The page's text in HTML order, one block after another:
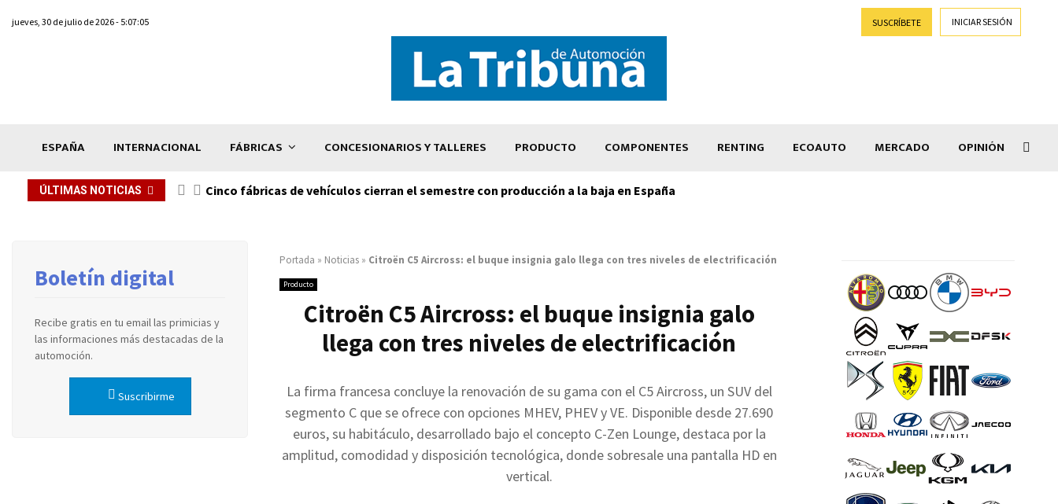
jueves, 30 de julio de 2026 - 5:07:05 SUSCRÍBETE INICIAR SESIÓN
ESPAÑA INTERNACIONAL FÁBRICAS CONCESIONARIOS Y TALLERES PRODUCTO COMPONENTES RENTING ECOAUTO MERCADO OPINIÓN
ÚLTIMAS NOTICIAS Cinco fábricas de vehículos cierran el semestre con producción a la baja en España
Portada » Noticias » Citroën C5 Aircross: el buque insignia galo llega con tres niveles de electrificación
Producto
Citroën C5 Aircross: el buque insignia galo
llega con tres niveles de electrificación
La firma francesa concluye la renovación de su gama con el C5 Aircross, un SUV del
segmento C que se ofrece con opciones MHEV, PHEV y VE. Disponible desde 27.690
euros, su habitáculo, desarrollado bajo el concepto C-Zen Lounge, destaca por la
amplitud, comodidad y disposición tecnológica, donde sobresale una pantalla HD en
vertical.
Boletín digital
Recibe gratis en tu email las primicias y
las informaciones más destacadas de la
automoción.
Suscribirme